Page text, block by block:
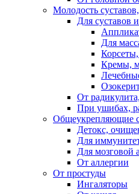
Молодость
Для суставов
Для
Корсеты,
Кремы,
От
При ушибах,
Общеукрепляющие
Детокс,
Для
Для мозговой
От аллергии
От простуды
Ингаляторы